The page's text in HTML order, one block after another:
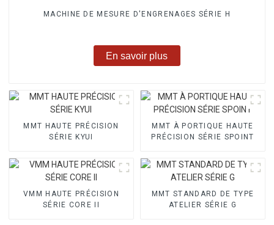
MACHINE DE MESURE D'ENGRENAGES SÉRIE H
En savoir plus
MMT HAUTE PRÉCISION
SÉRIE KYUI
MMT À PORTIQUE HAUTE
PRÉCISION SÉRIE SPOINT
VMM HAUTE PRÉCISION
SÉRIE CORE II
MMT STANDARD DE TYPE
ATELIER SÉRIE G